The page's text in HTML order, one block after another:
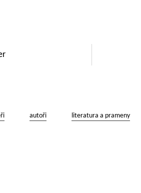
autoři literatura a prameny